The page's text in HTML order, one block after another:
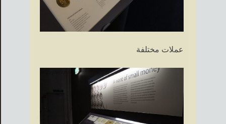
عملات مختلفة